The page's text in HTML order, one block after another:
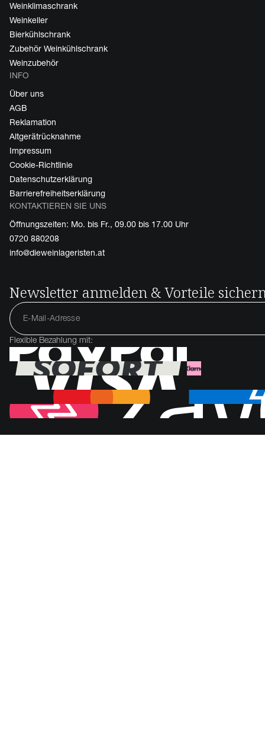
Weinklimaschrank
Weinkeller
Bierkühlschrank
Zubehör Weinkühlschrank
Weinzubehör
INFO
Über uns
AGB
Reklamation
Altgerätrücknahme
Impressum
Cookie-Richtlinie
Datenschutzerklärung
Barrierefreiheitserklärung
KONTAKTIEREN SIE UNS
Öffnungszeiten: Mo. bis Fr., 09.00 bis 17.00 Uhr
0720 880208
info@dieweinlageristen.at
Newsletter anmelden & Vorteile
Flexible Bezahlung mit: